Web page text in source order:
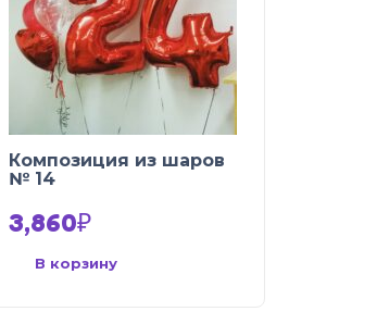
Композиция из шаров
№ 14
3,860₽
В корзину